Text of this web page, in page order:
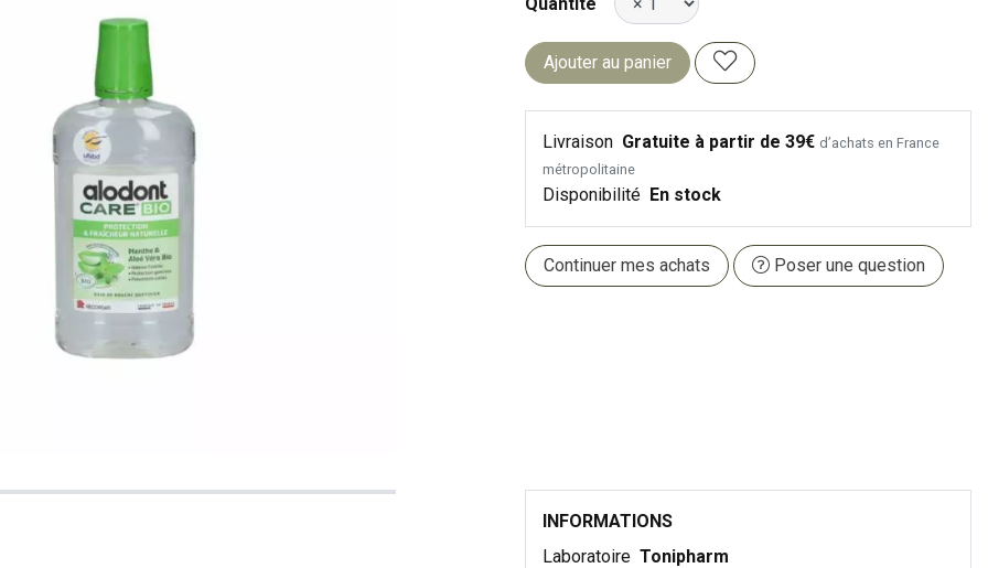
Ajouter au panier
Livraison Gratuite à partir de 39€ d’achats en France
métropolitaine
Disponibilité En stock
Continuer mes achats Poser une question
INFORMATIONS
Laboratoire Tonipharm